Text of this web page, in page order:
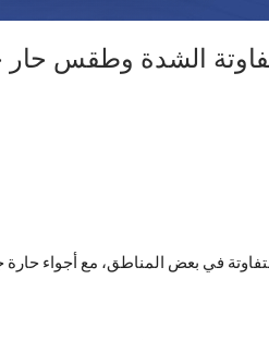
الشدة وطقس حار
في بعض المناطق، مع أجواء